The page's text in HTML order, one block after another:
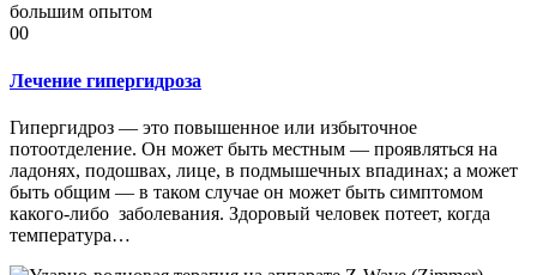
большим опытом
00
Лечение гипергидроза
Гипергидроз — это повышенное или избыточное
потоотделение. Он может быть местным — проявляться на
ладонях, подошвах, лице, в подмышечных впадинах; а может
быть общим — в таком случае он может быть симптомом
какого-либо заболевания. Здоровый человек потеет, когда
температура…